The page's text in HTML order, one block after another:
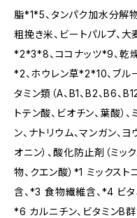
脂*1*5、タンパク加水分解
粗挽き米、ビートパルプ、
*2*3*8、ココナッツ*9、乾
*2、ホウレン草*2*10、ブル
タミン類（A、B1、B2、B6、
トテン酸、ビオチン、葉酸）
ン、ナトリウム、マンガン、ヨ
オニン）、酸化防止剤（ミッ
物、クエン酸）*1 ミックス
含、*3 食物繊維含、*4 ビタ
*6 カルニチン、ビタミンB